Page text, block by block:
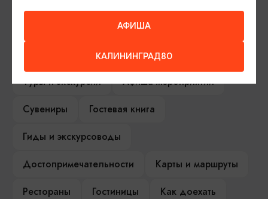
ИЩИТЕ ТАКЖЕ НА НАШЕМ САЙТЕ
Серебряное ожерелье
Электронная виза
Туры и экскурсии
Афиша мероприятий
Сувениры
Гостевая книга
Гиды и экскурсоводы
Достопримечательности
Карты и маршруты
Рестораны
Гостиницы
Как доехать
АФИША
КАЛИНИНГРАД80